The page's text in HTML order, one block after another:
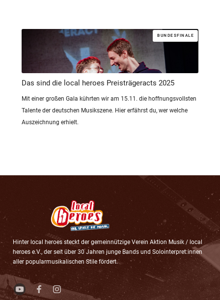
BUNDESFINALE
Das sind die local heroes Preisträgeracts 2025
Mit einer großen Gala kührten wir am 15.11. die hoffnungsvollsten
Talente der deutschen Musikszene. Hier erfährst du, wer welche
Auszeichnung erhielt.
Hinter local heroes steckt der gemeinnützige Verein Aktion Musik / local
heroes e.V., der seit über 30 Jahren junge Bands und Solointerpret:innen
aller popularmusikalischen Stile fördert.